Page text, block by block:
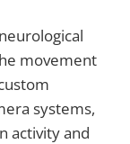
movement
systems,
activity and